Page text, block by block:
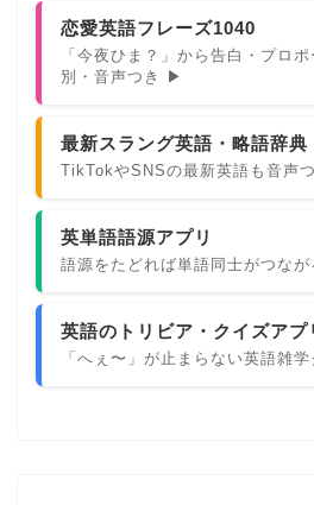
恋愛英語フレーズ1040
「今夜ひま？」から告白・プロ
別・音声つき ▶
最新スラング英語・略語辞典
TikTokやSNSの最新英語も音声
英単語語源アプリ
語源をたどれば単語同士がつな
英語のトリビア・クイズアプ
「へぇ〜」が止まらない英語雑